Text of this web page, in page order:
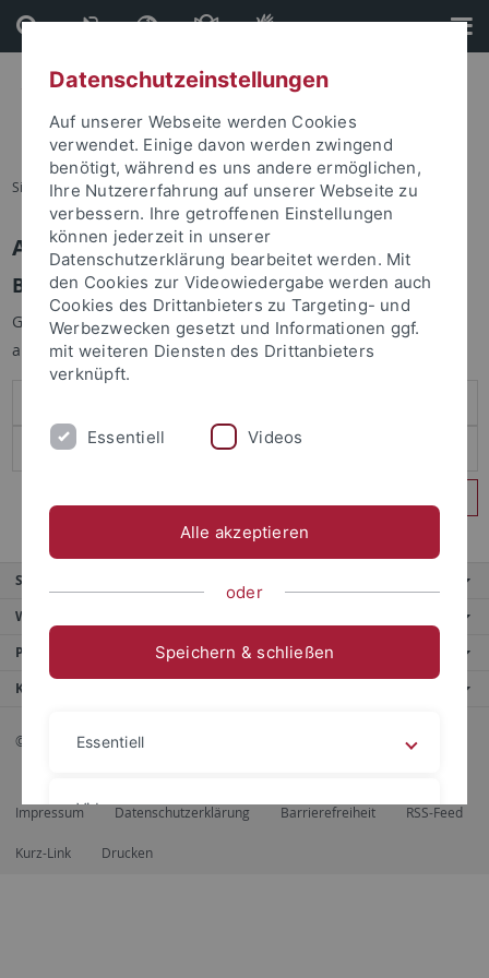
Direkt
zum
Inhalt
Direkt
zur
Fußleiste
Sie sind hier: Startseite
Anmelden
Benutzeranmeldung
Geben Sie Ihren Benutzernamen und Ihr Passwort an um sich
anzumelden:
Service
Weitere Angebote
Portale
Kontaktinfo
© 2026 Eberhard Karls Universität Tübingen, Tübingen
Impressum Datenschutzerklärung Barrierefreiheit RSS-Feed
Kurz-Link Drucken
Datenschutzeinstellungen
Auf unserer Webseite werden Cookies
verwendet. Einige davon werden zwingend
benötigt, während es uns andere ermöglichen,
Ihre Nutzererfahrung auf unserer Webseite zu
verbessern. Ihre getroffenen Einstellungen
können jederzeit in unserer
Datenschutzerklärung bearbeitet werden. Mit
den Cookies zur Videowiedergabe werden auch
Cookies des Drittanbieters zu Targeting- und
Werbezwecken gesetzt und Informationen ggf.
mit weiteren Diensten des Drittanbieters
verknüpft.
Essentiell Videos
Alle akzeptieren
oder
Speichern & schließen
Essentiell
Videos